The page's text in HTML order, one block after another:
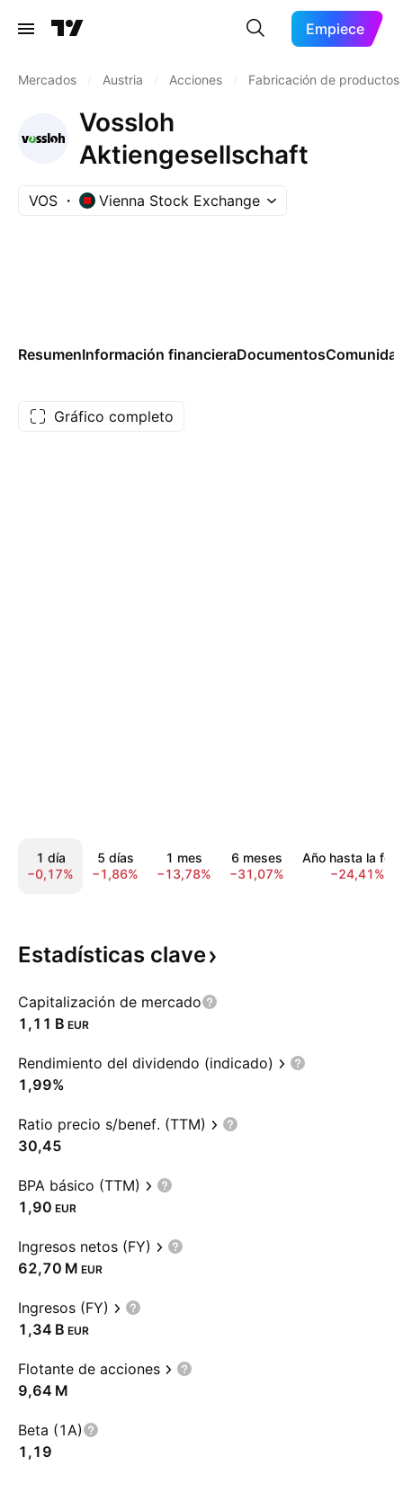
Empiece
Mercados Austria Acciones Fabricación de productos
Vossloh
Aktiengesellschaft
VOS Vienna Stock Exchange
ResumenInformación financieraDocumentos
Gráfico completo
1 día
−0,17%
5 días
−1,86%
1 mes
−13,78%
6 meses
−31,07%
Año hasta la
−24,41%
Estadísticas clave
Capitalización de mercado
‪1,11 B‬ EUR
Rendimiento del dividendo (indicado)
1,99%
Ratio precio s/benef. (TTM)
30,45
BPA básico (TTM)
1,90 EUR
Ingresos netos (FY)
‪62,70 M‬ EUR
Ingresos (FY)
‪1,34 B‬ EUR
Flotante de acciones
‪9,64 M‬
Beta (1A)
1,19